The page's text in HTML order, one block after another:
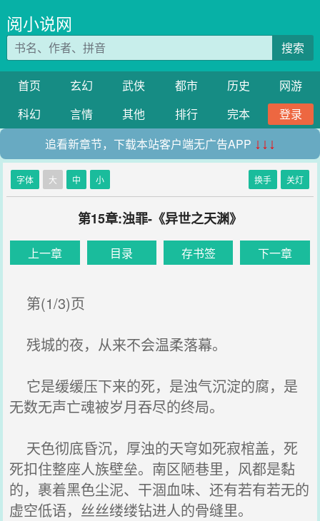
阅小说网
搜索
首页 玄幻 武侠 都市 历史
网游
科幻
言情 其他 排行 完本
登录
追看新章节，下载本站客户端无广告APP ↓↓↓
字体 大 中 小 换手 关灯
第15章:浊罪-《异世之天渊》
上一章 目录 存书签 下一章
第(1/3)页
残城的夜，从来不会温柔落幕。
它是缓缓压下来的死，是浊气沉淀的腐，是
无数无声亡魂被岁月吞尽的终局。
天色彻底昏沉，厚浊的天穹如死寂棺盖，死
死扣住整座人族壁垒。南区陋巷里，风都是黏
的，裹着黑色尘泥、干涸血味、还有若有若无的
虚空低语，丝丝缕缕钻进人的骨缝里。